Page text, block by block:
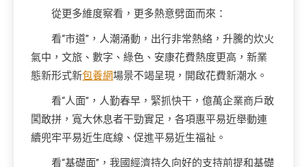
從更多維度察看，更多熱意劈面而來：
看“市道”，人潮涌動，出行非常熱絡，升騰的炊火
氣中，文旅、數字、綠色、安康花費熱度更高，新業
態新形式新包養網場景不竭呈現，開啟花費新潮水。
看“人面”，人勤春早，緊抓快干，億萬企業商戶敢
闖敢拼，寬大休息者干勁實足，各項惠平易近舉動連
續兜牢平易近生底線、促進平易近生福祉。
看“基礎面”，我國經濟持久向好的支持前提和基礎